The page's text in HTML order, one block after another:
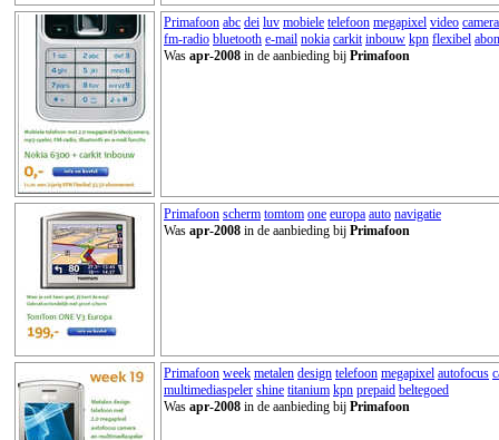
Primafoon abc dei luv mobiele telefoon megapixel video camera
fm-radio bluetooth e-mail nokia carkit inbouw kpn flexibel
Was apr-2008 in de aanbieding bij Primafoon
Primafoon scherm tomtom one europa auto navigatie
Was apr-2008 in de aanbieding bij Primafoon
Primafoon week metalen design telefoon megapixel autofocus
multimediaspeler shine titanium kpn prepaid beltegoed
Was apr-2008 in de aanbieding bij Primafoon